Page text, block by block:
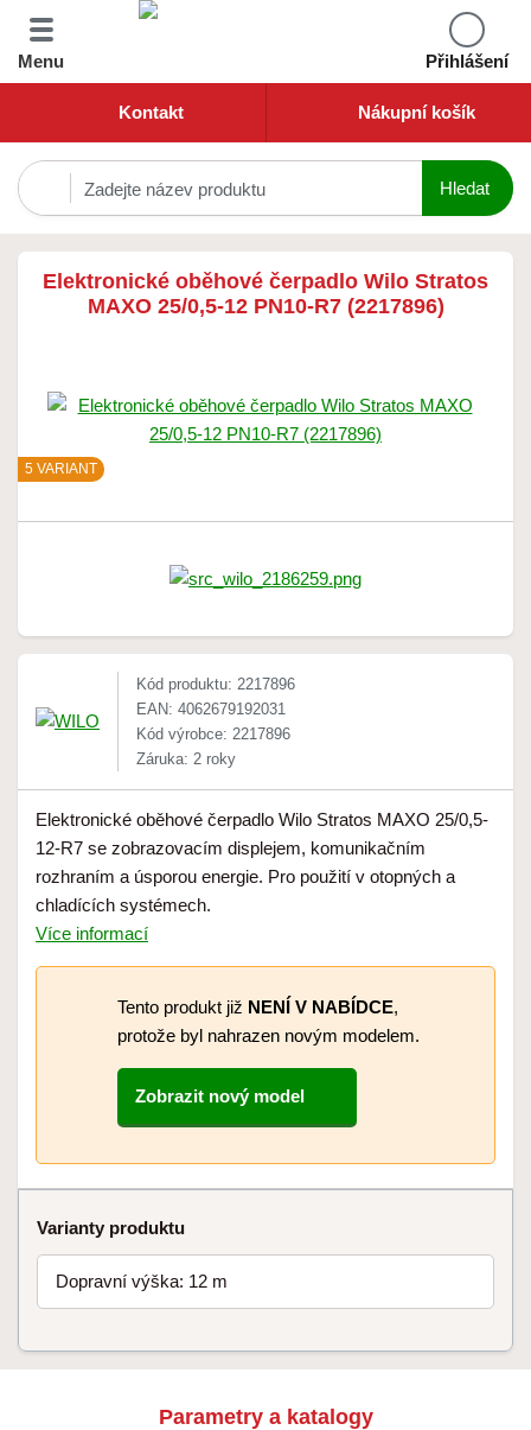
Menu Přihlášení
Kontakt Nákupní košík
Elektronické oběhové čerpadlo Wilo Stratos
MAXO 25/0,5-12 PN10-R7 (2217896)
5 VARIANT
Kód produktu: 2217896
EAN: 4062679192031
Kód výrobce: 2217896
Záruka: 2 roky
Elektronické oběhové čerpadlo Wilo Stratos MAXO 25/0,5-
12-R7 se zobrazovacím displejem, komunikačním
rozhraním a úsporou energie. Pro použití v otopných a
chladících systémech.
Více informací
Tento produkt již NENÍ V NABÍDCE,
protože byl nahrazen novým modelem.
Zobrazit nový model
Varianty produktu
Dopravní výška: 12 m
Parametry a katalogy